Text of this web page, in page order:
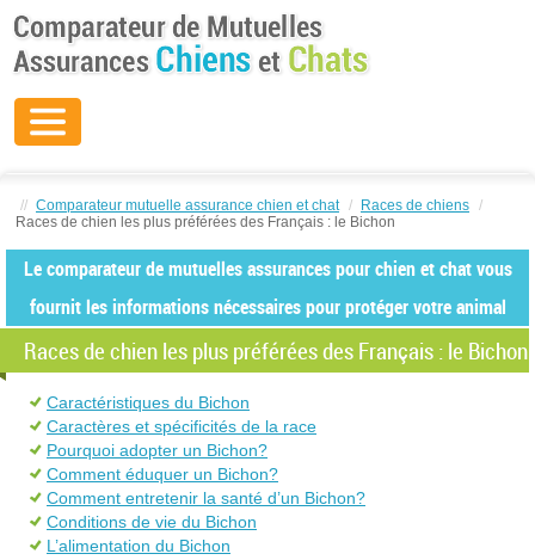
// Comparateur mutuelle assurance chien et chat / Races de chiens /
Races de chien les plus préférées des Français : le Bichon
Le comparateur de mutuelles assurances pour chien et chat vous
fournit les informations nécessaires pour protéger votre animal
Races de chien les plus préférées des Français : le Bichon
Caractéristiques du Bichon
Caractères et spécificités de la race
Pourquoi adopter un Bichon?
Comment éduquer un Bichon?
Comment entretenir la santé d’un Bichon?
Conditions de vie du Bichon
L’alimentation du Bichon